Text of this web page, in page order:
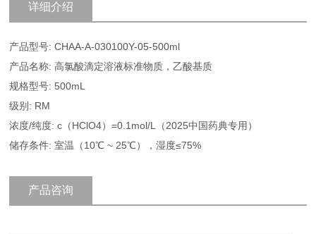
详细介绍
产品型号: CHAA-A-030100Y-05-500ml
产品名称: 高氯酸滴定溶液标准物质，乙酸基质
规格型号: 500mL
级别: RM
浓度/纯度: c（HClO4）=0.1mol/L（2025中国药典专用）
储存条件: 室温（10℃ ~ 25℃），湿度≤75%
产品咨询